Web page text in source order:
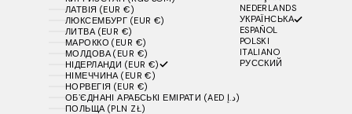
ЛАТВІЯ (EUR €)
ЛЮКСЕМБУРГ (EUR €)
ЛИТВА (EUR €)
МАРОККО (EUR €)
МОЛДОВА (EUR €)
НІДЕРЛАНДИ (EUR €)
НІМЕЧЧИНА (EUR €)
НОРВЕГІЯ (EUR €)
ОБʼЄДНАНІ АРАБСЬКІ ЕМІРАТИ (AED د.إ)
ПОЛЬЩА (PLN ZŁ)
NEDERLANDS
УКРАЇНСЬКА
ESPAÑOL
POLSKI
ITALIANO
РУССКИЙ